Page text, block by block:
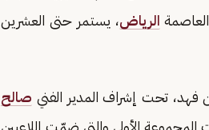
الرياض، يستمر حتى العشرين
تحت إشراف المدير الفني صالح
المجموعة الأولى والتي ضمّت اللاعبين